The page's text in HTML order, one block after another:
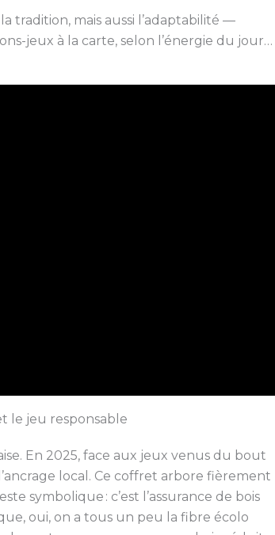
tradition, mais aussi l’adaptabilité —
jeux à la carte, selon l’énergie du jour…
le jeu responsable
En 2025, face aux jeux venus du bout
local. Ce coffret arbore fièrement
symbolique : c’est l’assurance de bois
oui, on a tous un peu la fibre écolo